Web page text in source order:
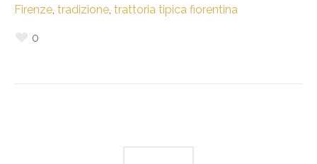
Firenze, tradizione, trattoria tipica fiorentina
0